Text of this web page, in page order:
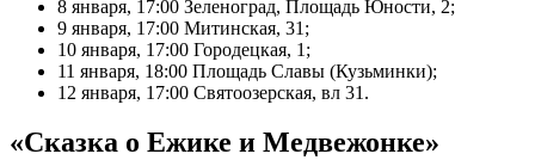
8 января, 17:00 Зеленоград, Площадь Юности, 2;
9 января, 17:00 Митинская, 31;
10 января, 17:00 Городецкая, 1;
11 января, 18:00 Площадь Славы (Кузьминки);
12 января, 17:00 Святоозерская, вл 31.
«Сказка о Ежике и Медвежонке»